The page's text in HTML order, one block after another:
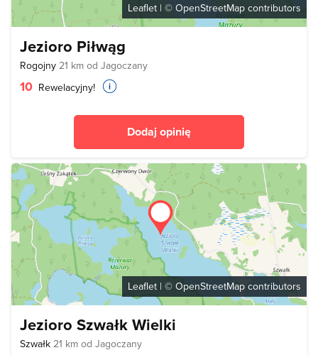
Leaflet | © OpenStreetMap contributors
Jezioro Piłwąg
Rogojny 21 km od Jagoczany
10 Rewelacyjny!
Dodaj opinię
Leaflet | © OpenStreetMap contributors
Jezioro Szwałk Wielki
Szwałk 21 km od Jagoczany